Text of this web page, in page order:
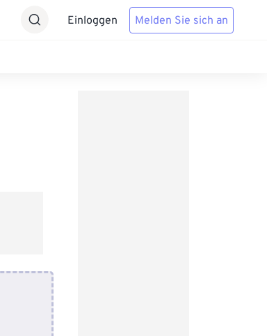
Einloggen Melden Sie sich an